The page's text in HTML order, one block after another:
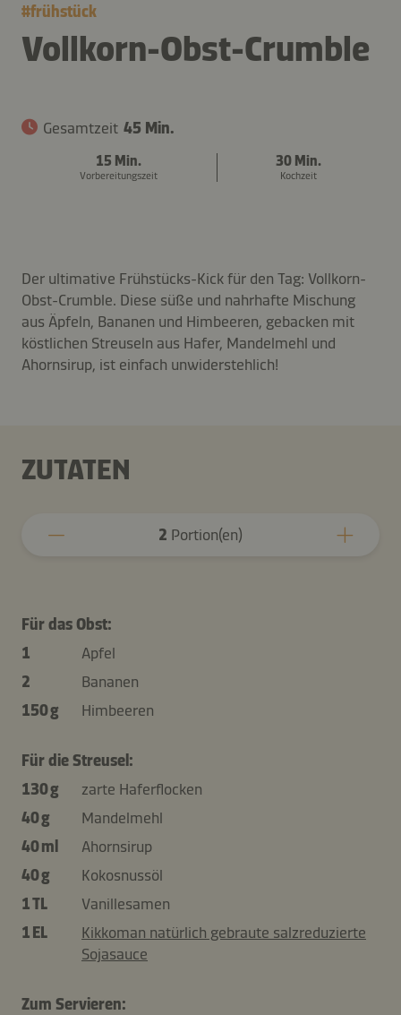
#frühstück
Vollkorn-Obst-Crumble
Gesamtzeit 45 Min.
15 Min.
Vorbereitungszeit
30 Min.
Kochzeit
Der ultimative Frühstücks-Kick für den Tag: Vollkorn-
Obst-Crumble. Diese süße und nahrhafte Mischung
aus Äpfeln, Bananen und Himbeeren, gebacken mit
köstlichen Streuseln aus Hafer, Mandelmehl und
Ahornsirup, ist einfach unwiderstehlich!
ZUTATEN
2 Portion(en)
Für das Obst:
1
Apfel
2
Bananen
150 g
Himbeeren
Für die Streusel:
130 g
zarte Haferflocken
40 g
Mandelmehl
40 ml
Ahornsirup
40 g
Kokosnussöl
1 TL
Vanillesamen
1 EL
Kikkoman natürlich gebraute salzreduzierte
Sojasauce
Zum Servieren: